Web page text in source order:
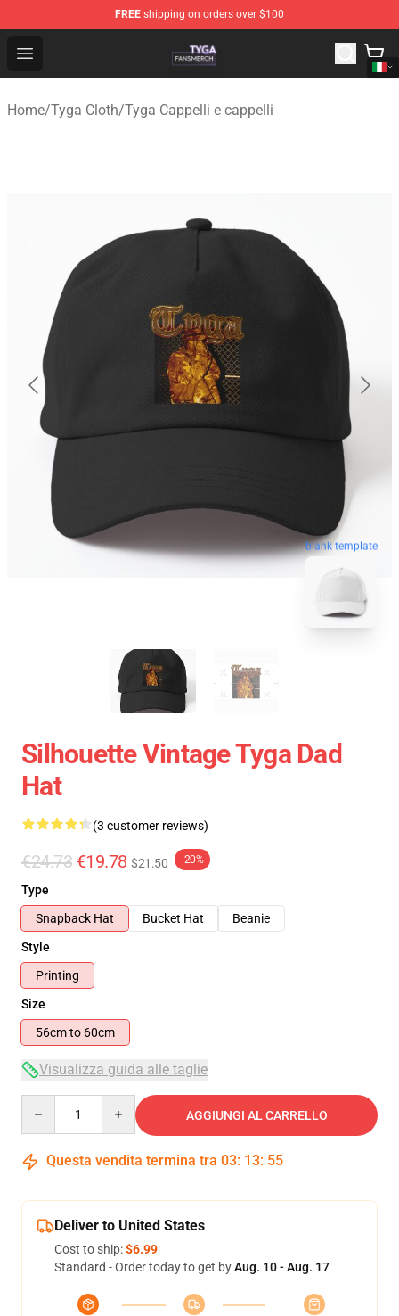
FREE shipping on orders over $100
Open menu
Tyga Shop - Official Tyga Merchandise Store
Home/Tyga Cloth/Tyga Cappelli e cappelli
blank template
Silhouette Vintage Tyga Dad
Hat
(3 customer reviews)
€24.73 €19.78 $21.50 -20%
Type
Snapback Hat
Bucket Hat
Beanie
Style
Printing
Size
56cm to 60cm
Visualizza guida alle taglie
AGGIUNGI AL CARRELLO
Questa vendita termina tra 03: 13: 55
Deliver to United States
Cost to ship:$6.99
Standard - Order today to get byAug. 10 - Aug. 17